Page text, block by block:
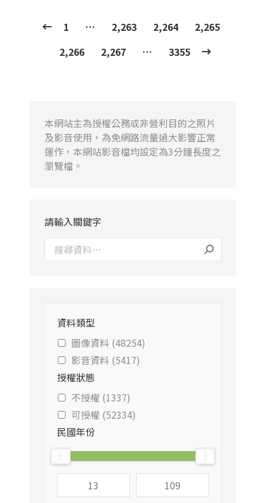
1 … 2,263 2,264
2,265
2,266
2,267 … 3355
本網站主為授權公務或非營利目的之照片
及影音使用，為免網路流量過大影響正常
運作，本網站影音檔均設定為3分鐘長度之
瀏覽檔。
請輸入關鍵字
資料類型
圖像資料 (48254)
影音資料 (5417)
授權狀態
不授權 (1337)
可授權 (52334)
民國年份